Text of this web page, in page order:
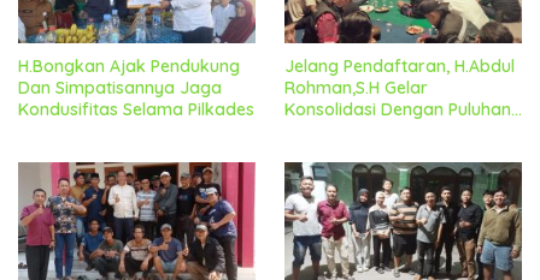
H.Bongkan Ajak Pendukung
Dan Simpatisannya Jaga
Kondusifitas Selama Pilkades
Jelang Pendaftaran, H.Abdul
Rohman,S.H Gelar
Konsolidasi Dengan Puluhan